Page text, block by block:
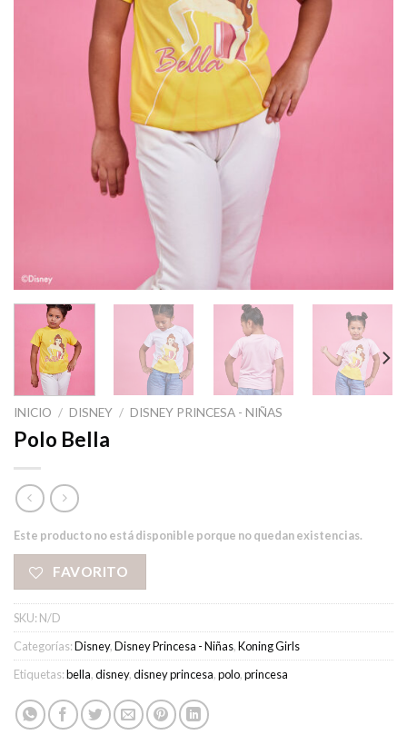
INICIO / DISNEY / DISNEY PRINCESA - NIÑAS
Polo Bella
Este producto no está disponible porque no quedan existencias.
FAVORITO
SKU: N/D
Categorías:Disney,Disney Princesa - Niñas,Koning Girls
Etiquetas:bella,disney,disney princesa,polo,princesa